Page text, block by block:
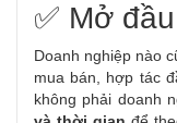
✅ Mở đầu
Doanh nghiệp nào
mua bán, hợp tác
không phải doanh